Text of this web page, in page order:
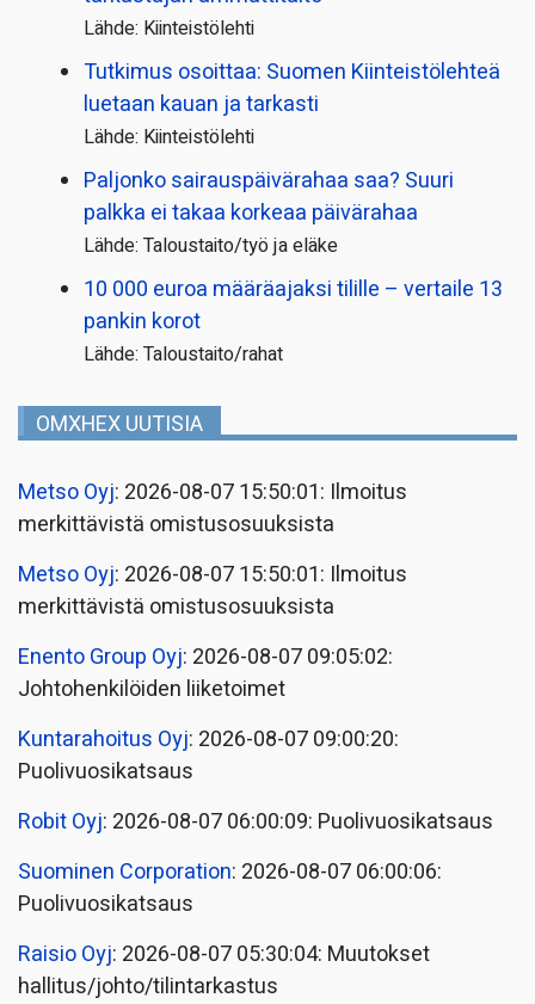
Lähde: Kiinteistölehti
Tutkimus osoittaa: Suomen Kiinteistölehteä
luetaan kauan ja tarkasti
Lähde: Kiinteistölehti
Paljonko sairauspäivä­rahaa saa? Suuri
palkka ei takaa korkeaa päivärahaa
Lähde: Taloustaito/työ ja eläke
10 000 euroa määräajaksi tilille – vertaile 13
pankin korot
Lähde: Taloustaito/rahat
OMXHEX UUTISIA
Metso Oyj: 2026-08-07 15:50:01: Ilmoitus
merkittävistä omistusosuuksista
Metso Oyj: 2026-08-07 15:50:01: Ilmoitus
merkittävistä omistusosuuksista
Enento Group Oyj: 2026-08-07 09:05:02:
Johtohenkilöiden liiketoimet
Kuntarahoitus Oyj: 2026-08-07 09:00:20:
Puolivuosikatsaus
Robit Oyj: 2026-08-07 06:00:09: Puolivuosikatsaus
Suominen Corporation: 2026-08-07 06:00:06:
Puolivuosikatsaus
Raisio Oyj: 2026-08-07 05:30:04: Muutokset
hallitus/johto/tilintarkastus